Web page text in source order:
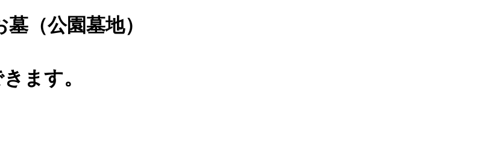
（公園墓地）
ます。